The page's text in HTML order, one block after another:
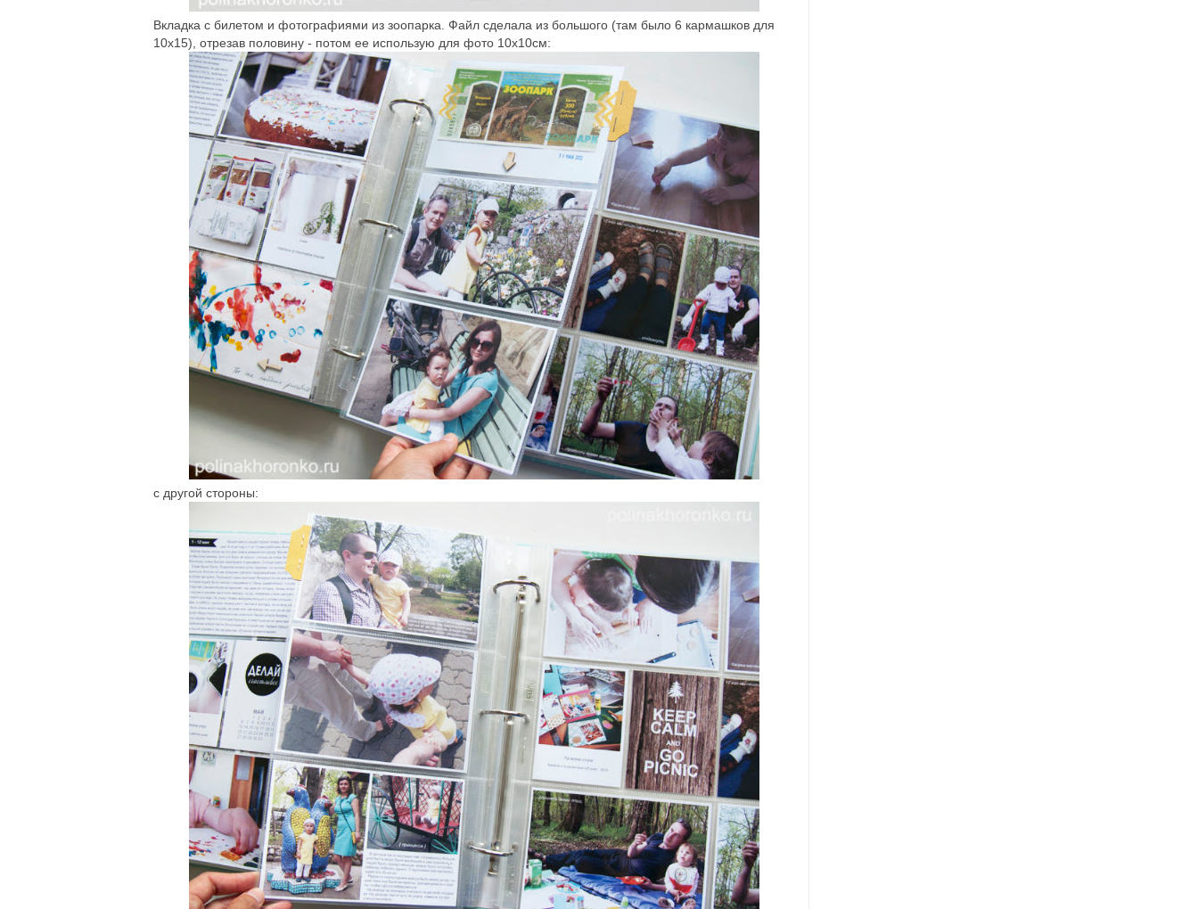
Вкладка с билетом и фотографиями из зоопарка. Файл сделала из большого (там было 6 кармашков для
10х15), отрезав половину - потом ее использую для фото 10х10см:
с другой стороны: